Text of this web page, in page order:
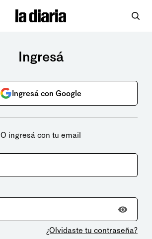
Ingresá
Ingresá con Google
O ingresá con tu email
¿Olvidaste tu contraseña?